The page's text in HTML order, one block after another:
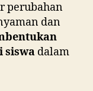
perubahan
dan
siswa dalam